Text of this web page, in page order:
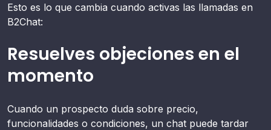
Esto es lo que cambia cuando activas las llamadas en
B2Chat:
Resuelves objeciones en el
momento
Cuando un prospecto duda sobre precio,
funcionalidades o condiciones, un chat puede tardar